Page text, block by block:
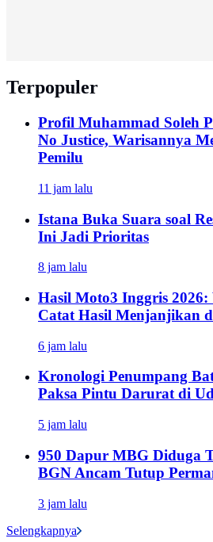
Terpopuler
Profil Muhammad Soleh
No Justice, Warisannya
Pemilu
11 jam lalu
Istana Buka Suara soal
Ini Jadi Prioritas
8 jam lalu
Hasil Moto3 Inggris 2026:
Catat Hasil Menjanjikan
6 jam lalu
Kronologi Penumpang
Paksa Pintu Darurat di
5 jam lalu
950 Dapur MBG Diduga
BGN Ancam Tutup
3 jam lalu
Selengkapnya